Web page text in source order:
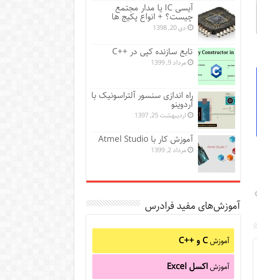
آیسی IC یا مدار مجتمع
چیست؟ + انواع پکیج ها
دی 20, 1398
تابع سازنده کپی در ++C
مرداد 9, 1399
راه اندازی سنسور آلتراسونیک با
آردوینو
اردیبهشت 25, 1397
آموزش کار با Atmel Studio
مرداد 2, 1399
آموزش‌های مفید فرادرس
آموزشC و C++‎
آموزشاکسل Excel